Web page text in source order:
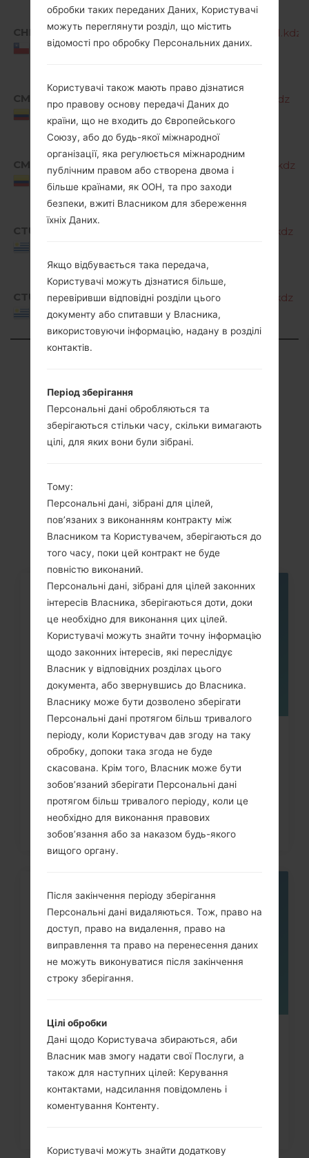
CHL
Chile
K240F10d_00_OPEN_SCA_OP_0301.kdz
CMC
Colombia
K240F10a_01_CLR_COM_OP_1226.kdz
CMC
Colombia
K240F10a_02_CLR_COM_OP_0228.kdz
CTU
K240F10a_02_CLR_COM_OP_0103.kdz
CTU
Uruguay
K240F10a_03_CLR_COM_OP_0301.kdz
Previous
LGK240F(LGK240F)
akaLG X Max
ТРАВ.
Як видалити усі дані з телефона
LG G3, G4, G5, G7 та...
Як скинути до заводських
налаштувань за допомогою коду...
обробки таких переданих Даних, Користувачі
можуть переглянути розділ, що містить
відомості про обробку Персональних даних.
Користувачі також мають право дізнатися
про правову основу передачі Даних до
країни, що не входить до Європейського
Союзу, або до будь-якої міжнародної
організації, яка регулюється міжнародним
публічним правом або створена двома і
більше країнами, як ООН, та про заходи
безпеки, вжиті Власником для збереження
їхніх Даних.
Якщо відбувається така передача,
Користувачі можуть дізнатися більше,
перевіривши відповідні розділи цього
документу або спитавши у Власника,
використовуючи інформацію, надану в розділі
контактів.
Період зберігання
Персональні дані обробляються та
зберігаються стільки часу, скільки вимагають
цілі, для яких вони були зібрані.
Тому:
Персональні дані, зібрані для цілей,
пов’язаних з виконанням контракту між
Власником та Користувачем, зберігаються до
того часу, поки цей контракт не буде
повністю виконаний.
Персональні дані, зібрані для цілей законних
інтересів Власника, зберігаються доти, доки
це необхідно для виконання цих цілей.
Користувачі можуть знайти точну інформацію
щодо законних інтересів, які переслідує
Власник у відповідних розділах цього
документа, або звернувшись до Власника.
Власнику може бути дозволено зберігати
Персональні дані протягом більш тривалого
періоду, коли Користувач дав згоду на таку
обробку, допоки така згода не буде
скасована. Крім того, Власник може бути
зобов’язаний зберігати Персональні дані
протягом більш тривалого періоду, коли це
необхідно для виконання правових
зобов’язання або за наказом будь-якого
вищого органу.
Після закінчення періоду зберігання
Персональні дані видаляються. Тож, право на
доступ, право на видалення, право на
виправлення та право на перенесення даних
не можуть виконуватися після закінчення
строку зберігання.
Цілі обробки
Дані щодо Користувача збираються, аби
Власник мав змогу надати свої Послуги, а
також для наступних цілей: Керування
контактами, надсилання повідомлень і
коментування Контенту.
Користувачі можуть знайти додаткову